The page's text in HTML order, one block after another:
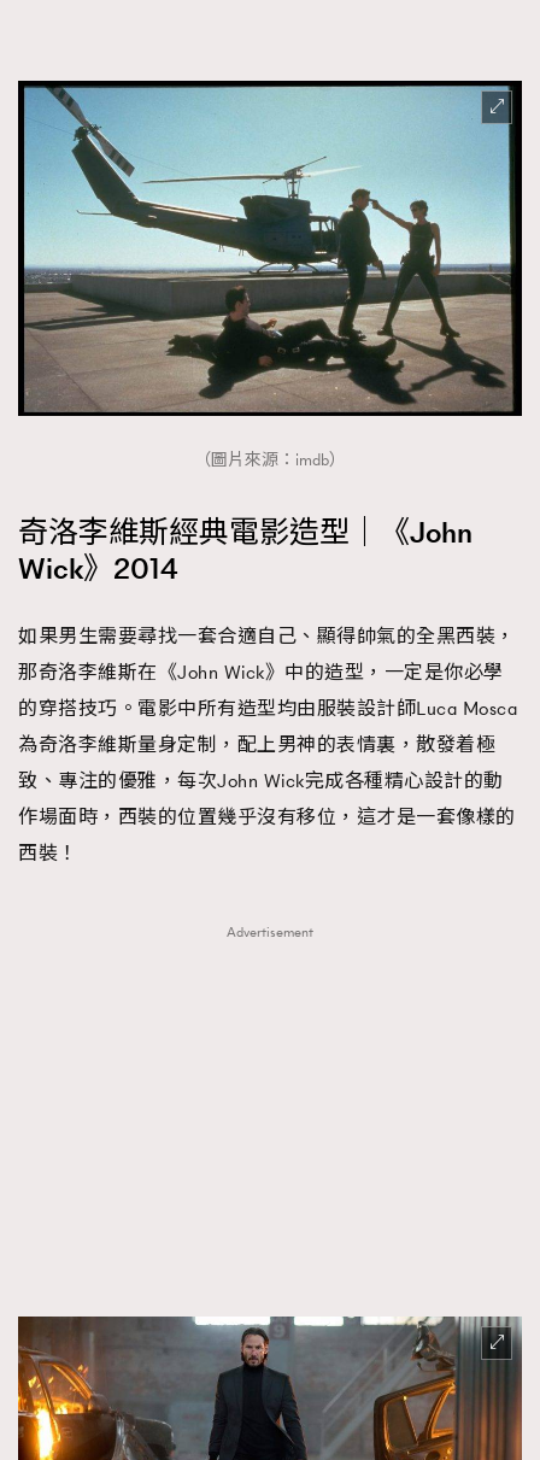
（圖片來源：imdb）
奇洛李維斯經典電影造型｜《John
Wick》2014
如果男生需要尋找一套合適自己、顯得帥氣的全黑西裝，
那奇洛李維斯在《John Wick》中的造型，一定是你必學
的穿搭技巧。電影中所有造型均由服裝設計師Luca Mosca
為奇洛李維斯量身定制，配上男神的表情裏，散發着極
致、專注的優雅，每次John Wick完成各種精心設計的動
作場面時，西裝的位置幾乎沒有移位，這才是一套像樣的
西裝！
Advertisement